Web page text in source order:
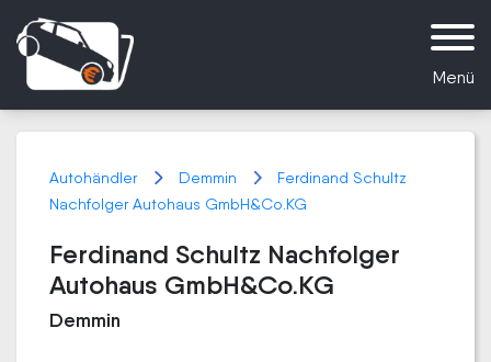
Menü
Autohändler Demmin
Ferdinand Schultz
Nachfolger Autohaus GmbH&Co.KG
Ferdinand Schultz Nachfolger
Autohaus GmbH&Co.KG
Demmin